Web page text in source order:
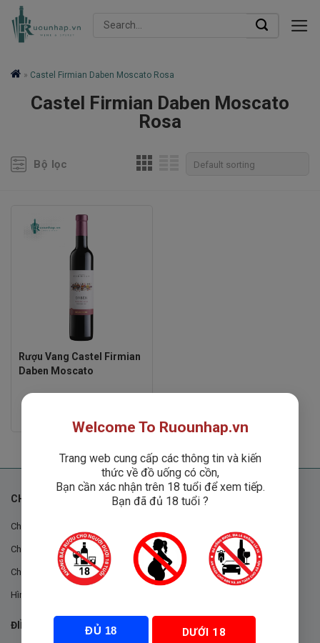
Skip
Search
» Castel Firmian Daben Moscato Rosa
Castel Firmian Daben Moscato
Rosa
Bộ lọc
Rượu Vang Castel Firmian
Daben Moscato
550,000
CHÍNH SÁCH
Chính sách chung
Chính sách đổi trả
Chính sách mua hàng
Hình thức thanh toán
ĐIỀU KHOẢN VÀ CHÍNH SÁCH
Welcome To Ruounhap.vn
Trang web cung cấp các thông tin và kiến
thức về đồ uống có cồn,
Bạn cần xác nhận trên 18 tuổi để xem tiếp.
Bạn đã đủ 18 tuổi ?
ĐỦ 18
DƯỚI 18